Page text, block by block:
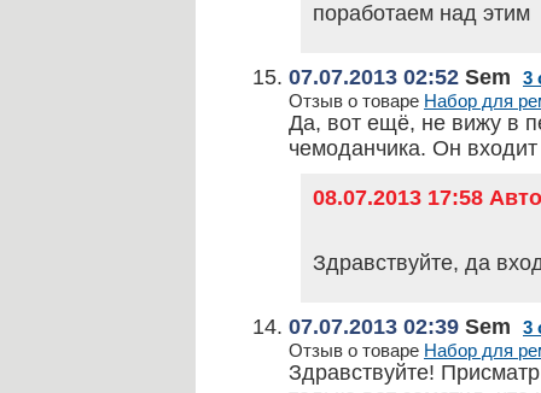
поработаем над этим
07.07.2013 02:52 Sem
3
Отзыв о товаре Набор для
Да, вот ещё, не вижу в
чемоданчика. Он
08.07.2013 17:58
Здравствуйте, да
07.07.2013 02:39 Sem
3
Отзыв о товаре Набор для
Здравствуйте!